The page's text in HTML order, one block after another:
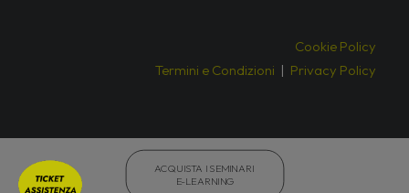
ACQUISTA I SEMINARI
E-LEARNING
Cookie Policy
Termini e Condizioni | Privacy Policy
© archiformazione 2026 – Tutti i diritti riservati